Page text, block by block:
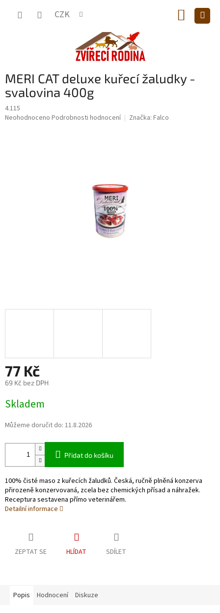
CZK
KOŠÍK
MERI CAT deluxe kuřecí žaludky -
svalovina 400g
4.115
Průměrné
Neohodnoceno Podrobnosti hodnocení Značka: Falco
77 Kč
69 Kč bez DPH
cena:
Skladem
Můžeme doručit do: 11.8.2026
Přidat do košíku
100% čisté maso z kuřecích žaludků. Česká, ručně plněná konzerva
přirozeně konzervovaná, zcela bez chemických přísad a náhražek.
Receptura sestavena přímo veterinářem.
Detailní informace
ZEPTAT SE HLÍDAT SDÍLET
Popis Hodnocení Diskuze